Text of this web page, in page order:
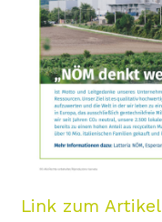
Link zum Artikel